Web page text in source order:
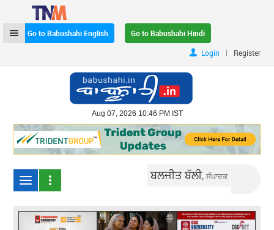
Go to Babushahi English
Go to Babushahi Hindi
Login
| Register
Aug 07, 2026 10:46 PM IST
ਬਲਜੀਤ ਬੱਲੀ,ਸੰਪਾਦਕ